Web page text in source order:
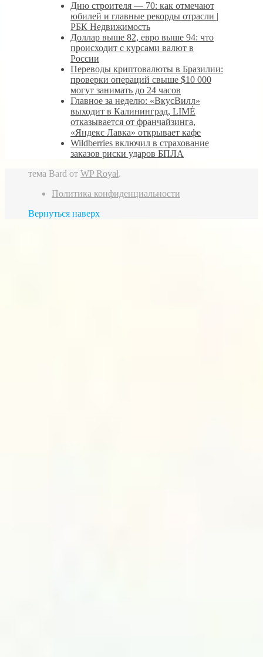
Дню строителя — 70: как отмечают
юбилей и главные рекорды отрасли |
РБК Недвижимость
Доллар выше 82, евро выше 94: что
происходит с курсами валют в
России
Переводы криптовалюты в Бразилии:
проверки операций свыше $10 000
могут занимать до 24 часов
Главное за неделю: «ВкусВилл»
выходит в Калининград, LIMÉ
отказывается от франчайзинга,
«Яндекс Лавка» открывает кафе
Wildberries включил в страхование
заказов риски ударов БПЛА
тема Bard от WP Royal.
Политика конфиденциальности
Вернуться наверх